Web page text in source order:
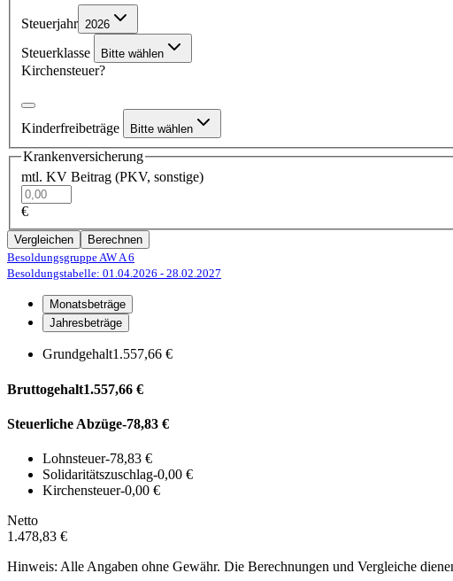
Steuerjahr 2026
Steuerklasse Bitte wählen
Kirchensteuer?
Kinderfreibeträge Bitte wählen
Krankenversicherung
mtl. KV Beitrag (PKV, sonstige)
€
Vergleichen
Berechnen
Besoldungsgruppe AW A 6
Besoldungstabelle: 01.04.2026 - 28.02.2027
Monatsbeträge
Jahresbeträge
Grundgehalt1.557,66 €
Bruttogehalt1.557,66 €
Steuerliche Abzüge-78,83 €
Lohnsteuer-78,83 €
Solidaritätszuschlag-0,00 €
Kirchensteuer-0,00 €
Netto
1.478,83 €
Hinweis: Alle Angaben ohne Gewähr. Die Berechnungen und Vergleiche